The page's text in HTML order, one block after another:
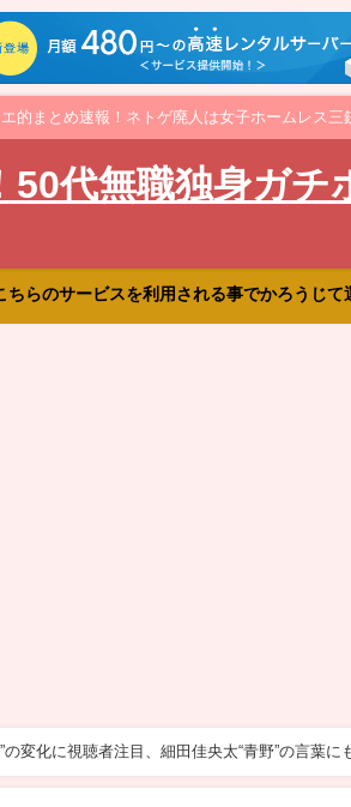
的まとめ速報！ネトゲ廃人は女子ホームレス
代無職独身ガ
らのサービスを利用される事でかろうじ
の変化に視聴者注目、細田佳央太“青野”の言葉